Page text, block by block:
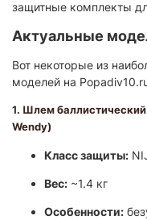
защитные комплекты
Актуальные
Вот некоторые из
моделей на
1. Шлем
Wendy)
Класс защиты:
Вес: ~1.4 кг
Особенности: